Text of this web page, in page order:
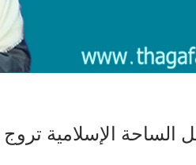
الساحة الإسلامية